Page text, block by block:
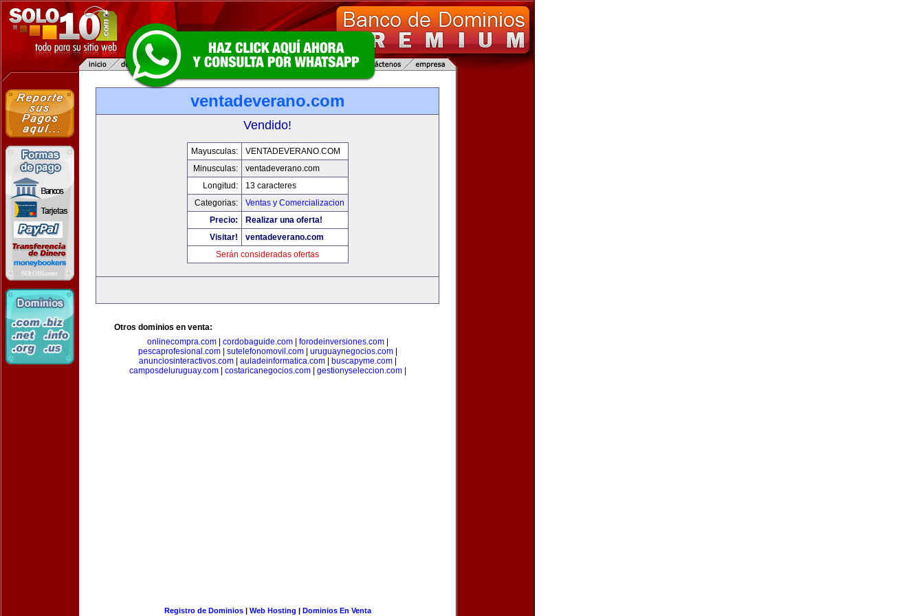
ventadeverano.com
Vendido!
Mayusculas:
VENTADEVERANO.COM
Minusculas:
ventadeverano.com
Longitud:
13 caracteres
Categorias:
Ventas y Comercializacion
Precio:
Realizar una oferta!
Visitar!
ventadeverano.com
Serán consideradas ofertas
Otros dominios en venta:
onlinecompra.com| cordobaguide.com| forodeinversiones.com|
pescaprofesional.com| sutelefonomovil.com| uruguaynegocios.com|
anunciosinteractivos.com| auladeinformatica.com| buscapyme.com|
camposdeluruguay.com| costaricanegocios.com| gestionyseleccion.com|
Registro de Dominios| Web Hosting | Dominios En Venta